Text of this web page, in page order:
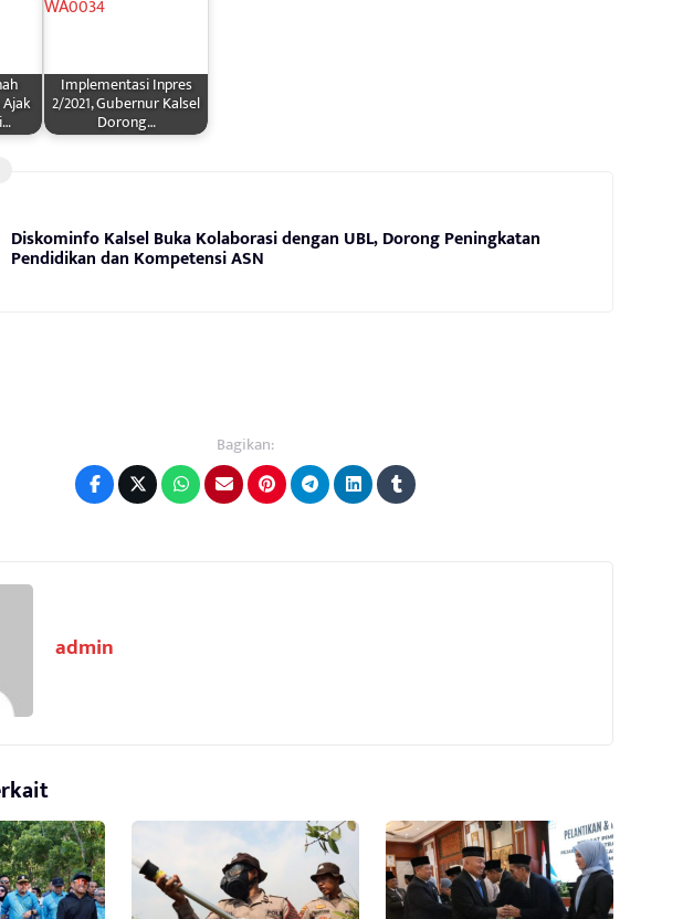
Implementasi Inpres
2/2021, Gubernur Kalsel
Dorong…
Diskominfo Kalsel Buka Kolaborasi dengan UBL, Dorong Peningkatan
Pendidikan dan Kompetensi ASN
Bagikan:
admin